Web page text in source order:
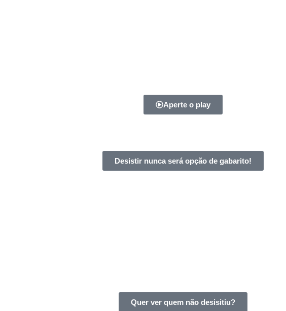
Aperte o play
Desistir nunca será opção de gabarito!
Quer ver quem não desisitiu?